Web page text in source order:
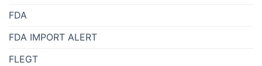
FDA
FDA IMPORT ALERT
FLEGT